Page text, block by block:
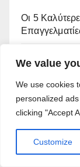
We value
We use cookies
personalized
clicking "Accept
Customize
Οι 5
Καλύτερες
Προστασία